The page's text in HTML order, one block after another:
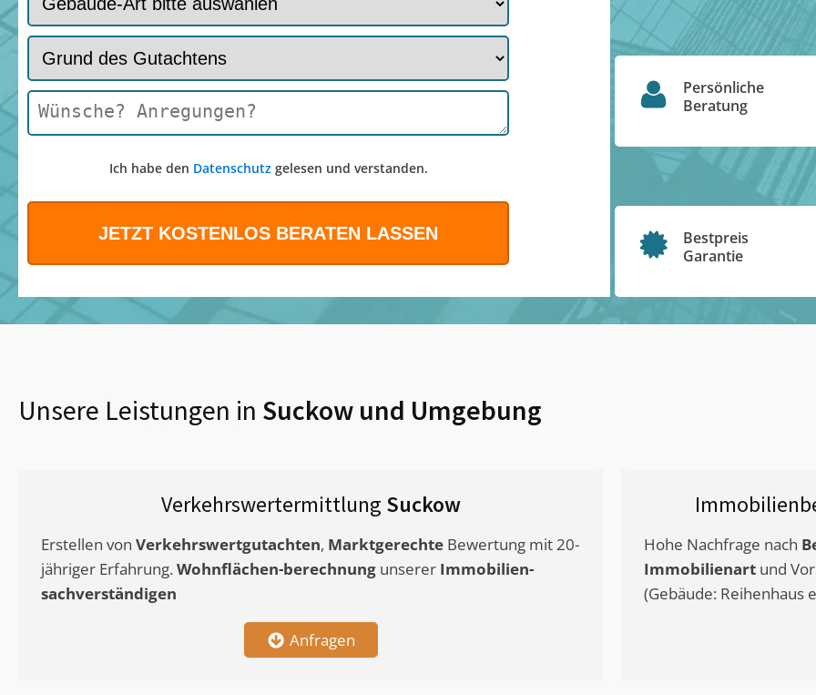
Ich habe den Datenschutzgelesen und verstanden.
Persönliche
Beratung
Bestpreis
Garantie
Unsere Leistungen in Suckow und Umgebung
Verkehrswertermittlung Suckow
Erstellen von Verkehrswertgutachten, Marktgerechte Bewertung mit 20-
jähriger Erfahrung. Wohnflächen-berechnung unserer Immobilien-
sachverständigen
Anfragen
Hohe Nachfrage nach
Immobilienart und
(Gebäude: Reihenhaus